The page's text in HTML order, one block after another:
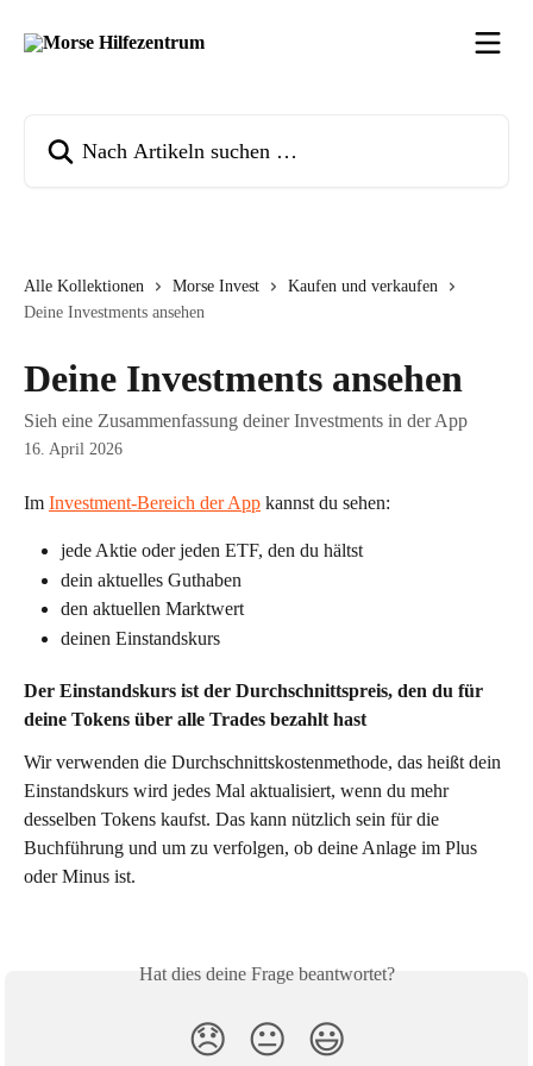
Alle Kollektionen Morse Invest
Kaufen und verkaufen
Deine Investments ansehen
Deine Investments ansehen
Sieh eine Zusammenfassung deiner Investments in der App
16. April 2026
Im Investment-Bereich der App kannst du sehen:
jede Aktie oder jeden ETF, den du hältst
dein aktuelles Guthaben
den aktuellen Marktwert
deinen Einstandskurs
Der Einstandskurs ist der Durchschnittspreis, den du für
deine Tokens über alle Trades bezahlt hast
Wir verwenden die Durchschnittskostenmethode, das heißt dein
Einstandskurs wird jedes Mal aktualisiert, wenn du mehr
desselben Tokens kaufst. Das kann nützlich sein für die
Buchführung und um zu verfolgen, ob deine Anlage im Plus
oder Minus ist.
Hat dies deine Frage beantwortet?
😞 😐 😃